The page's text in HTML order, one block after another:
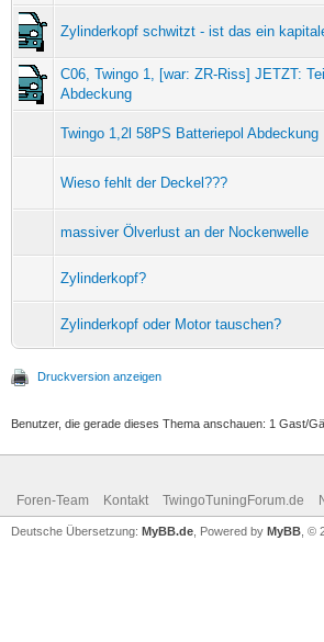
Zylinderkopf schwitzt - ist das ein
C06, Twingo 1, [war: ZR-Riss] JETZT:
Abdeckung
Twingo 1,2l 58PS Batteriepol Abdeckung
Wieso fehlt der Deckel???
massiver Ölverlust an der Nockenwelle
Zylinderkopf?
Zylinderkopf oder Motor tauschen?
Druckversion anzeigen
Benutzer, die gerade dieses Thema anschauen: 1 Gast/
Foren-Team Kontakt TwingoTuningForum.de
Deutsche Übersetzung: MyBB.de , Powered by MyBB , ©